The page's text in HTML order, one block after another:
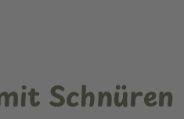
Schnüren